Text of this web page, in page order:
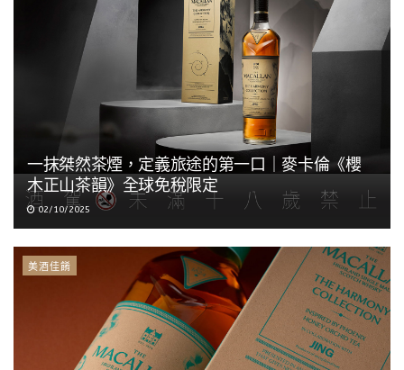
一抹桀然茶煙，定義旅途的第一口｜麥卡倫《櫻
木正山茶韻》全球免稅限定
02/10/2025
美酒佳餚